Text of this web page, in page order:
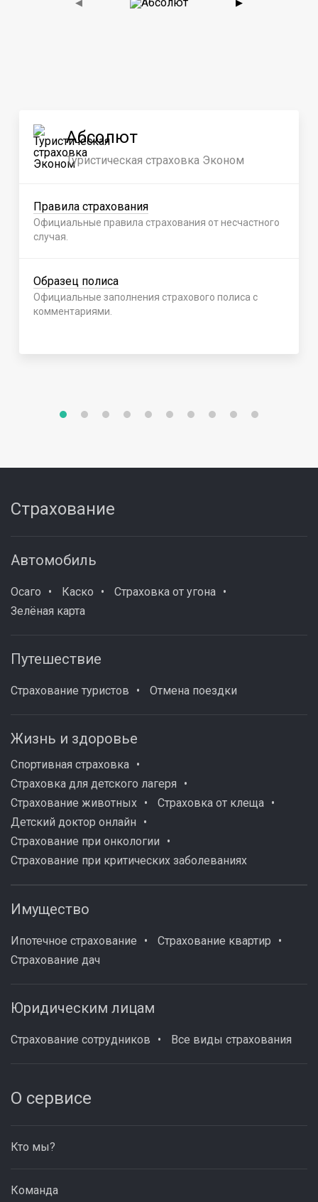
◀ ▶
Абсолют
Туристическая страховка Эконом
Правила страхования
Официальные правила страхования от несчастного
случая.
Образец полиса
Официальные заполнения страхового полиса с
комментариями.
Страхование
Автомобиль
Осаго Каско
Страховка от угона
Зелёная карта
Путешествие
Страхование туристов Отмена поездки
Жизнь и здоровье
Спортивная страховка
Страховка для детского лагеря
Страхование животных
Страховка от клеща
Детский доктор онлайн
Страхование при онкологии
Страхование при критических заболеваниях
Имущество
Ипотечное страхование
Страхование квартир
Страхование дач
Юридическим лицам
Страхование сотрудников Все виды страхования
О сервисе
Кто мы?
Команда